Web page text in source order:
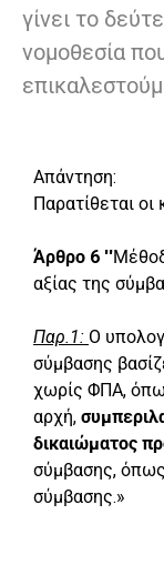
γίνει το
νομοθεσία
Απάντηση:
Παρατίθεται
Άρθρο 6 ''
αξίας της
Παρ.1: Ο
σύμβασης
χωρίς ΦΠΑ,
αρχή,
δικαιώματος
σύμβασης,
σύμβασης.»